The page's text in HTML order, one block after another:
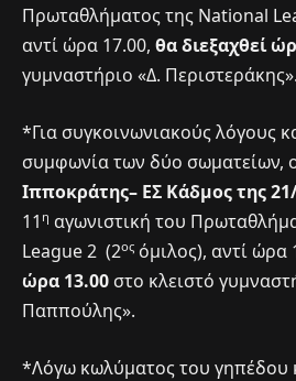
Πρωταθλήματος της National
αντί ώρα 17.00, θα διεξαχθεί
γυμναστήριο «Δ. Περιστεράκης».
*Για συγκοινωνιακούς λόγους
συμφωνία των δύο σωματείων,
Ιπποκράτης– ΕΣ Κάδμος της
11 η αγωνιστική του
League 2 (2ος όμιλος), αντί ώρα
ώρα 13.00 στο κλειστό
Παππούλης».
*Λόγω κωλύματος του γηπέδου